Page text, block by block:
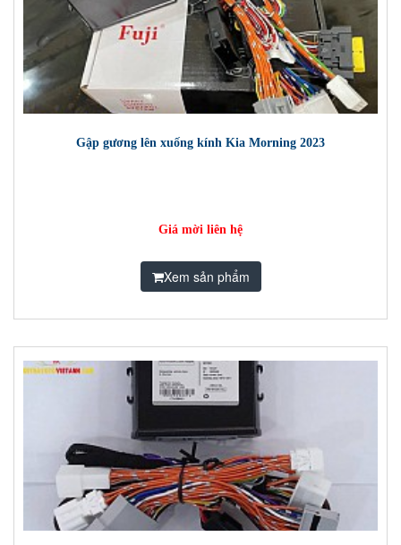
Gập gương lên xuống kính Kia Morning 2023
Giá mời liên hệ
Xem sản phẩm